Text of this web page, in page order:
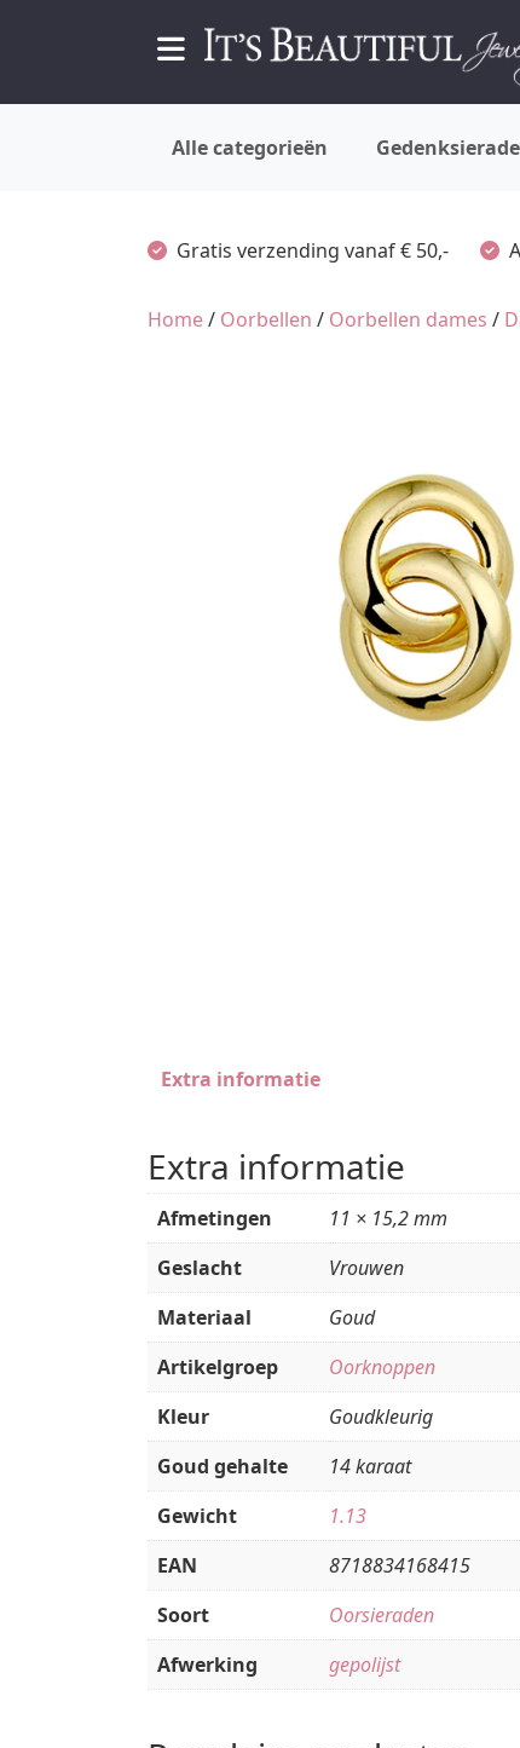
Alle categorieën
Gratis verzending vanaf € 50,-
Home/ Oorbellen / Oorbellen dames /
Extra informatie
Extra informatie
Afmetingen
11 × 15,2 mm
Geslacht
Vrouwen
Materiaal
Goud
Artikelgroep
Oorknoppen
Kleur
Goudkleurig
Goud gehalte
14 karaat
Gewicht
1.13
EAN
8718834168415
Soort
Oorsieraden
Afwerking
gepolijst